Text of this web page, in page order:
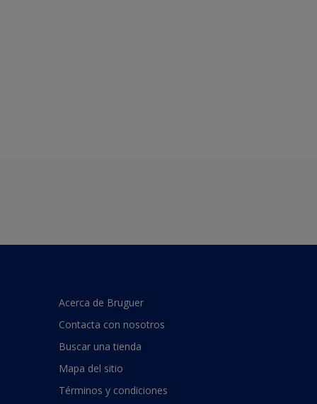
Acerca de Bruguer
Contacta con nosotros
Buscar una tienda
Mapa del sitio
Términos y condiciones